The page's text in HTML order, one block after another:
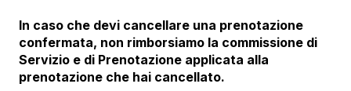
In caso che devi cancellare una prenotazione
confermata, non rimborsiamo la commissione di
Servizio e di Prenotazione applicata alla
prenotazione che hai cancellato.